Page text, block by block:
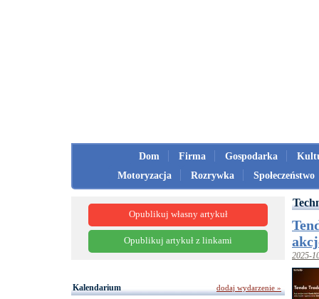
Dom Firma Gospodarka
Motoryzacja
Rozrywka Społeczeństwo
2025-
Opublikuj własny artykuł
Opublikuj artykuł z linkami
Kalendarium dodaj wydarzenie »